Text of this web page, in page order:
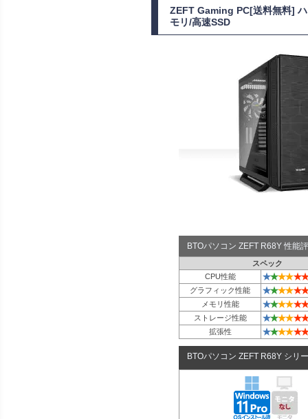
ZEFT Gaming PC[送料無料]
モリ/高速SSD
BTOパソコン ZEFT R68Y 性能
スペック
CPU性能
★★★★★★
グラフィック性能 ★★★★★★
メモリ性能 ★★★★★★
ストレージ性能 ★★★★★★
拡張性 ★★★★★★
BTOパソコン ZEFT R68Y シリ